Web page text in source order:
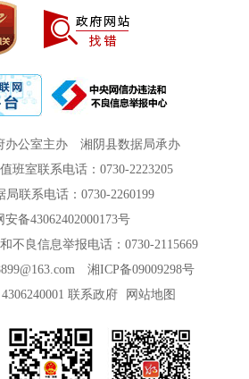
办公室主办
湘阴县数据局承办
班室联系电话：0730-2223205
局联系电话：0730-2260199
安备43062402000173号
不良信息举报电话：0730-2115669
湘ICP备09009298号
联系政府 网站地图